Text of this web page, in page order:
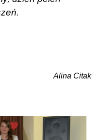
Alina Citak